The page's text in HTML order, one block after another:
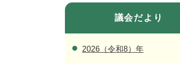
議会だより
2026（令和8）年